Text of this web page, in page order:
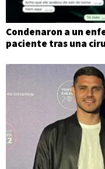
Condenaron a un
paciente tras una